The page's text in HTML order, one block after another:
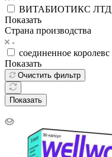
ВИТАБИОТИКС ЛТД
Показать
Страна производства
соединенное королевс
Показать
Очистить фильтр
Показать